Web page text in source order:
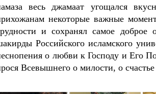
весь джамаат угощался
некоторые важные
и сохранял самое
Российского исламского
о любви к Господу и Его
Всевышнего о милости, о